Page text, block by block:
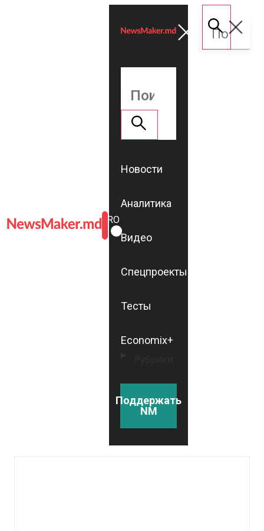
ROMÂNĂ
RU
Новости
Аналитика
Видео
Спецпроекты
Тесты
Economix+
Поддержать
NM